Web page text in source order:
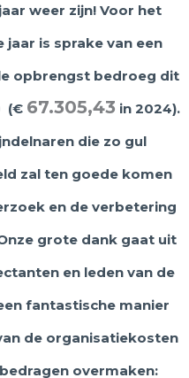
weer zijn! Voor het
is sprake van een
opbrengst bedroeg dit
(€ 67.305,43 in 2024).
die zo gul
zal ten goede komen
en de verbetering
grote dank gaat uit
en leden van de
fantastische manier
de organisatiekosten
overmaken: